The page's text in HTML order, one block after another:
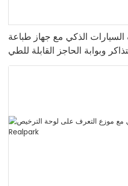
الذكي مع جهاز طباعة
وبوابة الحاجز القابلة للطي